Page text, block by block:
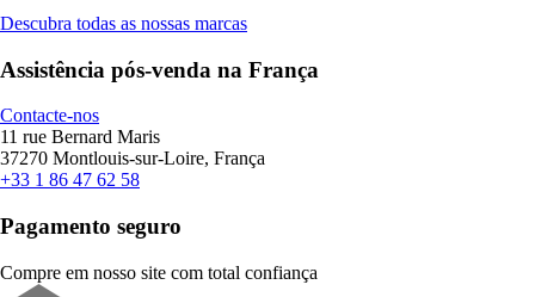
Descubra todas as nossas marcas
Assistência pós-venda na França
Contacte-nos
11 rue Bernard Maris
37270 Montlouis-sur-Loire, França
+33 1 86 47 62 58
Pagamento seguro
Compre em nosso site com total confiança